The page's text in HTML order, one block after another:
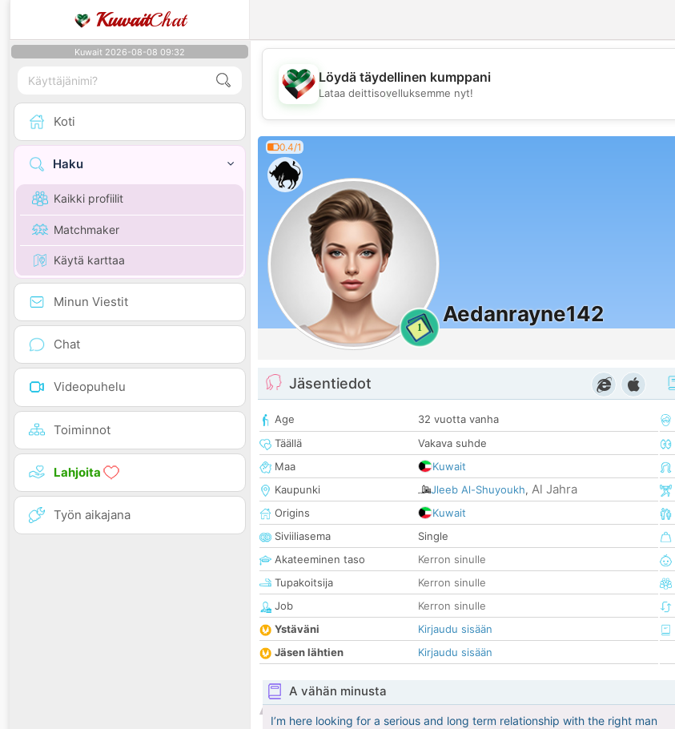
KuwaitChat
Kuwait 2026-08-08 09:32
Koti
Haku
Kaikki profiilit
Matchmaker
Käytä karttaa
Minun Viestit
Chat
Videopuhelu
Toiminnot
Lahjoita
Työn aikajana
💖
Löydä täydellinen kumppani
Lataa deittisovelluksemme nyt!
0.4/1
1
Aedanrayne142
Jäsentiedot
Age
32 vuotta vanha
Täällä
Vakava suhde
Maa
Kuwait
Kaupunki
Jleeb Al-Shuyoukh, Al Jahra
Origins
Kuwait
Siviiliasema
Single
Akateeminen taso
Kerron sinulle
Tupakoitsija
Kerron sinulle
Job
Kerron sinulle
Ystäväni
Kirjaudu sisään
Jäsen lähtien
Kirjaudu sisään
A vähän minusta
I’m here looking for a serious and long term relationship with the right man